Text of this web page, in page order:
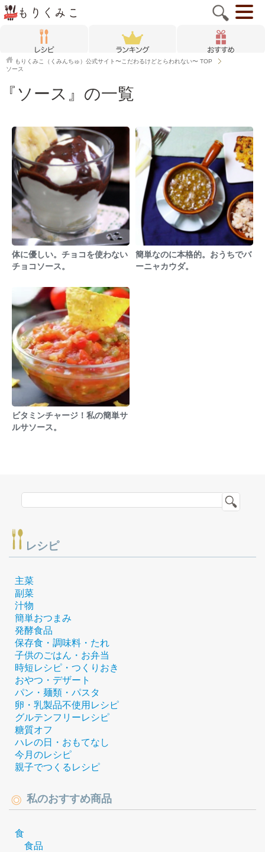
もりくみこ（くみんちゅ）公式サイト〜こだわるけどとらわれない〜 TOP
ソース
『ソース』の一覧
体に優しい。チョコを使わない
チョコソース。
簡単なのに本格的。おうちでバ
ーニャカウダ。
ビタミンチャージ！私の簡単サ
ルサソース。
レシピ
主菜
副菜
汁物
簡単おつまみ
発酵食品
保存食・調味料・たれ
子供のごはん・お弁当
時短レシピ・つくりおき
おやつ・デザート
パン・麺類・パスタ
卵・乳製品不使用レシピ
グルテンフリーレシピ
糖質オフ
ハレの日・おもてなし
今月のレシピ
親子でつくるレシピ
私のおすすめ商品
食
食品